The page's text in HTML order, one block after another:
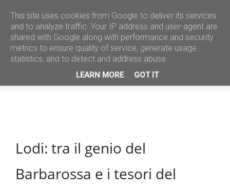
Lodi: tra il genio del
Barbarossa e i tesori del
This site uses cookies from Google to deliver its services
and to analyze traffic. Your IP address and user-agent are
shared with Google along with performance and security
metrics to ensure quality of service, generate usage
statistics, and to detect and address abuse.
LEARN MORE GOT IT